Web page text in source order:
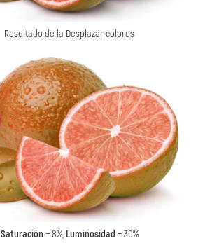
Resultado de la Desplazar colores
Saturación = 8%, Luminosidad = 30%